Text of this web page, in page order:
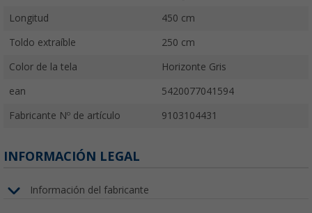
Longitud 450 cm
Toldo extraíble 250 cm
Color de la tela Horizonte Gris
ean 5420077041594
Fabricante Nº de artículo 9103104431
INFORMACIÓN LEGAL
Información del fabricante